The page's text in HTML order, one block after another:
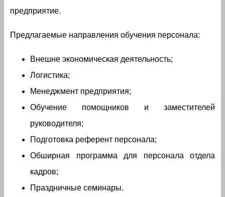
предприятие.
Предлагаемые направления обучения персонала:
Внешне экономическая деятельность;
Логистика;
Менеджмент предприятия;
Обучение помощников и заместителей
руководителя;
Подготовка референт персонала;
Обширная программа для персонала отдела
кадров;
Праздничные семинары.